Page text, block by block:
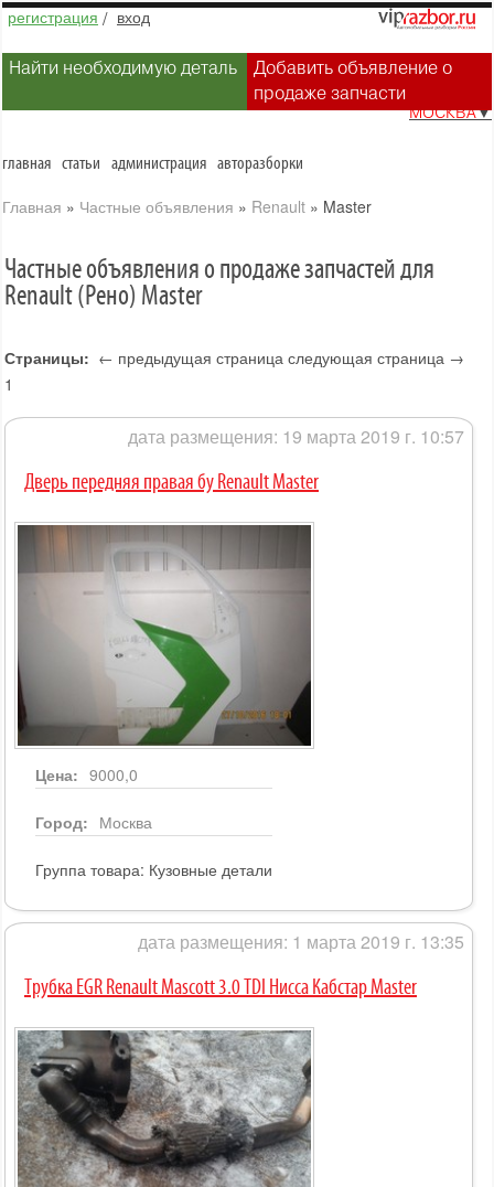
регистрация / вход
Найти необходимую деталь
Добавить объявление о
продаже запчасти
МОСКВА▼
главная статьи администрация авторазборки
Главная » Частные объявления » Renault » Master
Частные объявления о продаже запчастей для
Renault (Рено) Master
Страницы: ← предыдущая страница следующая страница →
1
дата размещения: 19 марта 2019 г. 10:57
Дверь передняя правая бу Renault Master
Цена: 9000,0
Город: Москва
Группа товара: Кузовные детали
дата размещения: 1 марта 2019 г. 13:35
Трубка EGR Renault Mascott 3.0 TDI Нисса Кабстар Master